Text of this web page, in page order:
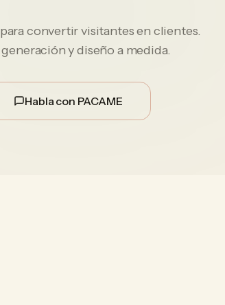
convertir visitantes en clientes.
y diseño a medida.
Habla con PACAME